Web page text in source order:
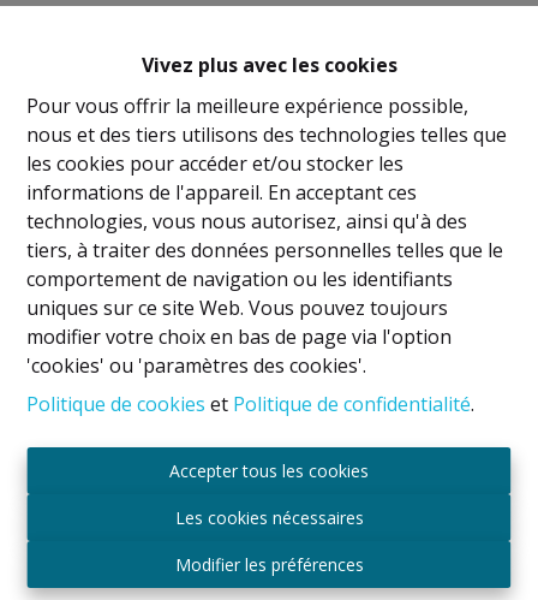
Vivez plus avec les cookies
Pour vous offrir la meilleure expérience possible,
nous et des tiers utilisons des technologies telles que
les cookies pour accéder et/ou stocker les
informations de l'appareil. En acceptant ces
technologies, vous nous autorisez, ainsi qu'à des
tiers, à traiter des données personnelles telles que le
comportement de navigation ou les identifiants
uniques sur ce site Web. Vous pouvez toujours
modifier votre choix en bas de page via l'option
'cookies' ou 'paramètres des cookies'.
Politique de cookies et Politique de confidentialité.
Accepter tous les cookies
Les cookies nécessaires
Modifier les préférences
À Vendre À Louer
Mentions légales
Titulaire IPI: David GUNEL
Agent immobilier intermédiaire et régisseur
Rue du Luxembourg 16B, 1000 Bruxelles, Belgique
du 29juin 2018